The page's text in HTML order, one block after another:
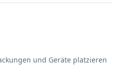
und Geräte platzieren